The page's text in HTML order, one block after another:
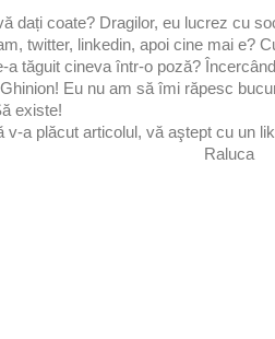
dați coate? Dragilor, eu lucrez cu
twitter, linkedin, apoi cine mai e?
tăguit cineva într-o poză?
Eu nu am să îmi răpesc
existe!
v-a plăcut articolul, vă aştept cu un
Raluca